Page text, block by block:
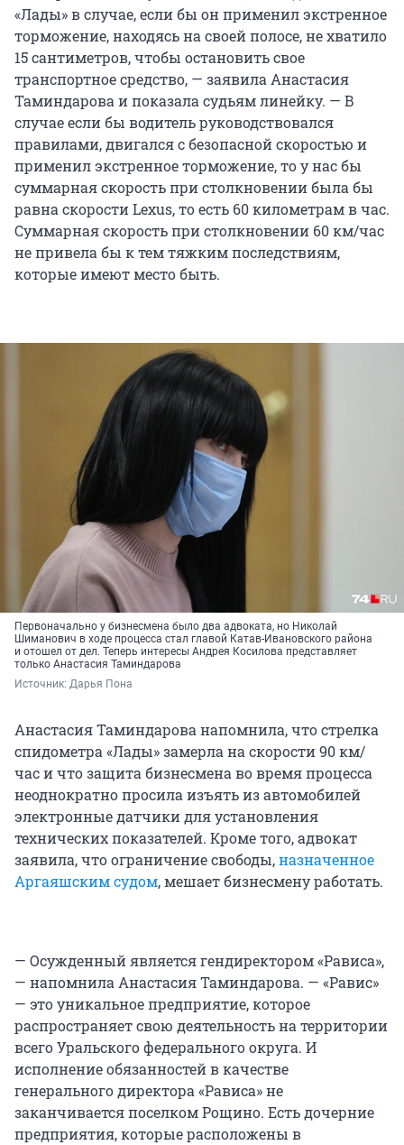
«Лады» в случае, если бы он применил экстренное
торможение, находясь на своей полосе, не хватило
15 сантиметров, чтобы остановить свое
транспортное средство, — заявила Анастасия
Таминдарова и показала судьям линейку. — В
случае если бы водитель руководствовался
правилами, двигался с безопасной скоростью и
применил экстренное торможение, то у нас бы
суммарная скорость при столкновении была бы
равна скорости Lexus, то есть 60 километрам в час.
Суммарная скорость при столкновении 60 км/час
не привела бы к тем тяжким последствиям,
которые имеют место быть.
Первоначально у бизнесмена было два адвоката, но Николай
Шиманович в ходе процесса стал главой Катав-Ивановского района
и отошел от дел. Теперь интересы Андрея Косилова представляет
только Анастасия Таминдарова
Источник: Дарья Пона
Анастасия Таминдарова напомнила, что стрелка
спидометра «Лады» замерла на скорости 90 км/
час и что защита бизнесмена во время процесса
неоднократно просила изъять из автомобилей
электронные датчики для установления
технических показателей. Кроме того, адвокат
заявила, что ограничение свободы,назначенное
Аргаяшским судом, мешает бизнесмену работать.
— Осужденный является гендиректором «Рависа»,
— напомнила Анастасия Таминдарова. — «Равис»
— это уникальное предприятие, которое
распространяет свою деятельность на территории
всего Уральского федерального округа. И
исполнение обязанностей в качестве
генерального директора «Рависа» не
заканчивается поселком Рощино. Есть дочерние
предприятия, которые расположены в